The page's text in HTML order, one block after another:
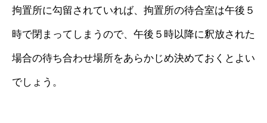
拘置所に勾留されていれば、拘置所の待合室は午後５
時で閉まってしまうので、午後５時以降に釈放された
場合の待ち合わせ場所をあらかじめ決めておくとよい
でしょう。